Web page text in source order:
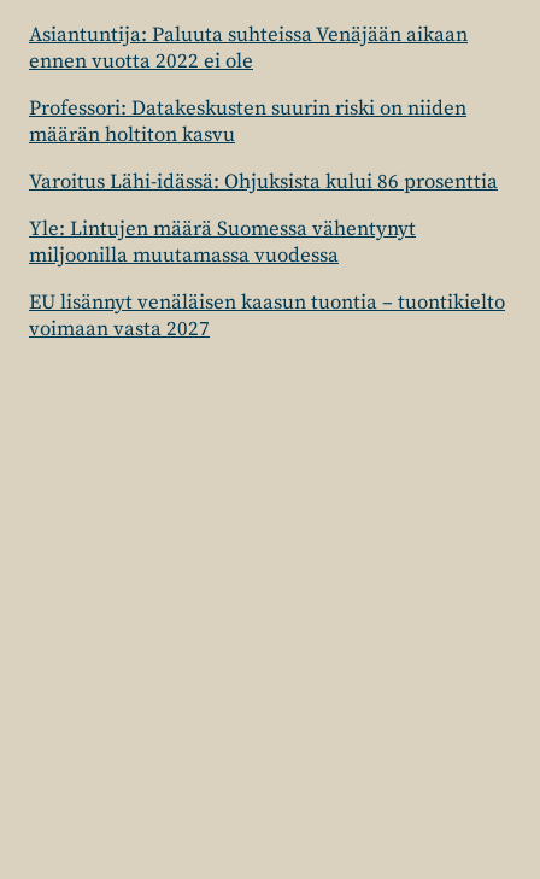
Asiantuntija: Paluuta suhteissa Venäjään aikaan
ennen vuotta 2022 ei ole
Professori: Datakeskusten suurin riski on niiden
määrän holtiton kasvu
Varoitus Lähi-idässä: Ohjuksista kului 86 prosenttia
Yle: Lintujen määrä Suomessa vähentynyt
miljoonilla muutamassa vuodessa
EU lisännyt venäläisen kaasun tuontia – tuontikielto
voimaan vasta 2027